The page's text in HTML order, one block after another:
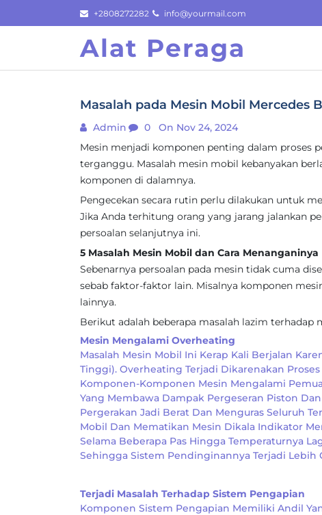
to
+2808272282 info@yourmail.com
Alat Peraga
Masalah pada Mesin Mobil Mercedes
Admin 0
On Nov 24, 2024
Mesin menjadi komponen penting dalam proses
terganggu. Masalah mesin mobil kebanyakan
komponen di dalamnya.
Pengecekan secara rutin perlu dilakukan untuk
Jika Anda terhitung orang yang jarang jalankan
persoalan selanjutnya ini.
5 Masalah Mesin Mobil dan Cara Menanganinya
Sebenarnya persoalan pada mesin tidak cuma
sebab faktor-faktor lain. Misalnya komponen
lainnya.
Berikut adalah beberapa masalah lazim
Mesin Mengalami Overheating
Masalah Mesin Mobil Ini Kerap Kali Berjalan
Tinggi). Overheating Terjadi Dikarenakan
Komponen-Komponen Mesin Mengalami
Yang Membawa Dampak Pergeseran Piston
Pergerakan Jadi Berat Dan Menguras Seluruh
Mobil Dan Mematikan Mesin Dikala Indikator
Selama Beberapa Pas Hingga Temperaturnya
Sehingga Sistem Pendinginannya Terjadi Lebih
Terjadi Masalah Terhadap Sistem Pengapian
Komponen Sistem Pengapian Memiliki Andil